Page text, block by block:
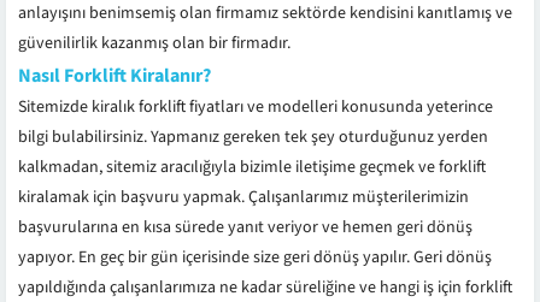
anlayışını benimsemiş olan firmamız sektörde kendisini kanıtlamış ve
güvenilirlik kazanmış olan bir firmadır.
Nasıl Forklift Kiralanır?
Sitemizde kiralık forklift fiyatları ve modelleri konusunda yeterince
bilgi bulabilirsiniz. Yapmanız gereken tek şey oturduğunuz yerden
kalkmadan, sitemiz aracılığıyla bizimle iletişime geçmek ve forklift
kiralamak için başvuru yapmak. Çalışanlarımız müşterilerimizin
başvurularına en kısa sürede yanıt veriyor ve hemen geri dönüş
yapıyor. En geç bir gün içerisinde size geri dönüş yapılır. Geri dönüş
yapıldığında çalışanlarımıza ne kadar süreliğine ve hangi iş için forklift